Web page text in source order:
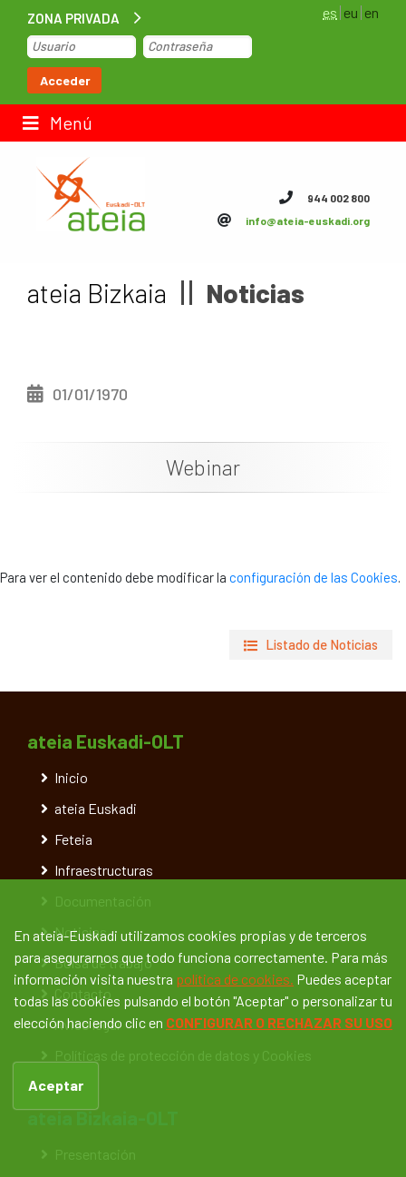
ZONA PRIVADA
Acceder
es eu en
Menú
Inicio
Bolsa de trabajo
Contacto
Noticias
944 002 800
info@ateia-euskadi.org
ateia Bizkaia Noticias
01/01/1970
Webinar
Para ver el contenido debe modificar la configuración de las Cookies.
Listado de Noticias
ateia Euskadi-OLT
Inicio
ateia Euskadi
Feteia
Infraestructuras
Documentación
Noticias
Bolsa de trabajo
Contacto
Aviso legal
Políticas de protección de datos y Cookies
ateia Bizkaia-OLT
Presentación
En ateia-Euskadi utilizamos cookies propias y de terceros
para asegurarnos que todo funciona correctamente. Para más
información visita nuestra política de cookies. Puedes aceptar
todas las cookies pulsando el botón "Aceptar" o personalizar tu
elección haciendo clic en CONFIGURAR O RECHAZAR SU USO
Aceptar